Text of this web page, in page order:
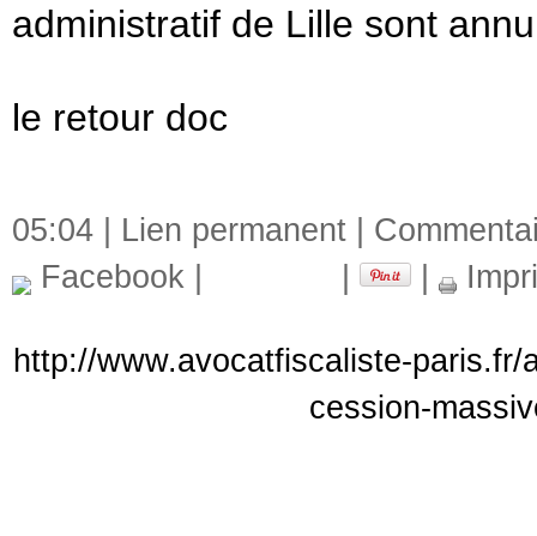
administratif de Lille sont
le retour doc
05:04 | Lien permanent
Facebook
http://www.avocatfiscaliste-
cession-